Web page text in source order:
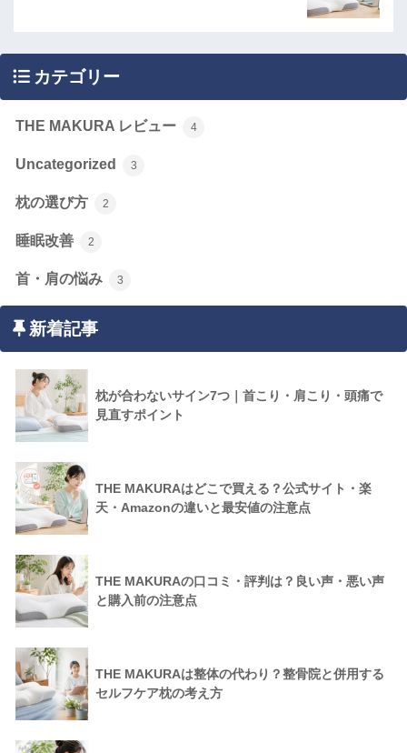
カテゴリー
THE MAKURA レビュー 4
Uncategorized 3
枕の選び方 2
睡眠改善 2
首・肩の悩み 3
新着記事
枕が合わないサイン7つ｜首こり・肩こり・頭痛で
見直すポイント
THE MAKURAはどこで買える？公式サイト・楽
天・Amazonの違いと最安値の注意点
THE MAKURAの口コミ・評判は？良い声・悪い声
と購入前の注意点
THE MAKURAは整体の代わり？整骨院と併用する
セルフケア枕の考え方